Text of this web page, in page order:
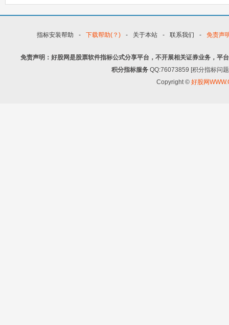
指标安装帮助 - 下载帮助(？) - 关于本站 - 联系我们 - 免责声
免责声明：好股网是股票软件指标公式分享平台，不开展相关证券业务，平
积分指标服务 QQ:76073859 [积分指标问
Copyright © 好股网